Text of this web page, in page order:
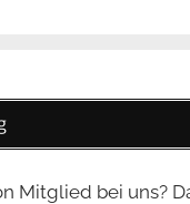
Mitglied bei uns?